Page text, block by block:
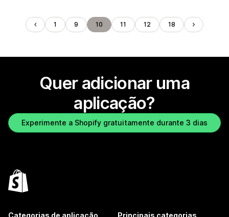
1 9 10 11 12 18
Quer adicionar uma
aplicação?
Experimente a Shopify gratuitamente durante 3 dias
Categorias de aplicação Principais categorias